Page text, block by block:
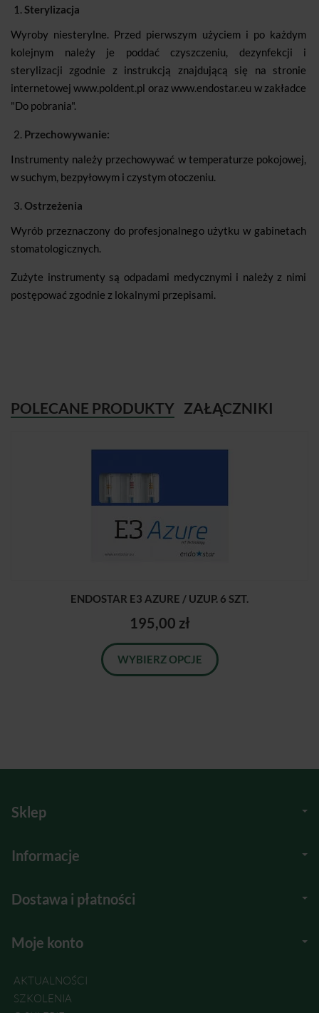
Sterylizacja
Wyroby niesterylne. Przed pierwszym użyciem i po każdym
kolejnym należy je poddać czyszczeniu, dezynfekcji i
sterylizacji zgodnie z instrukcją znajdującą się na stronie
internetowej www.poldent.pl oraz www.endostar.eu w zakładce
"Do pobrania".
Przechowywanie:
Instrumenty należy przechowywać w temperaturze pokojowej,
w suchym, bezpyłowym i czystym otoczeniu.
Ostrzeżenia
Wyrób przeznaczony do profesjonalnego użytku w gabinetach
stomatologicznych.
Zużyte instrumenty są odpadami medycznymi i należy z nimi
postępować zgodnie z lokalnymi przepisami.
POLECANE PRODUKTY ZAŁĄCZNIKI
ENDOSTAR E3 AZURE / UZUP. 6 SZT.
195,00 zł
WYBIERZ OPCJE
Sklep
Informacje
Dostawa i płatności
Moje konto
AKTUALNOŚCI
SZKOLENIA